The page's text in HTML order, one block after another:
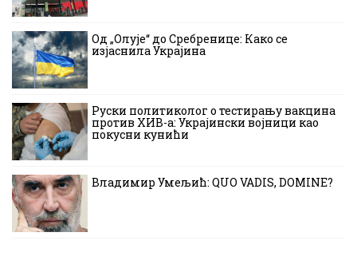
Од „Олује“ до Сребренице: Како се
изјаснила Украјина
Руски политиколог о тестирању вакцина
против ХИВ-а: Украјински војници као
покусни кунићи
Владимир Умељић: QUO VADIS, DOMINE?